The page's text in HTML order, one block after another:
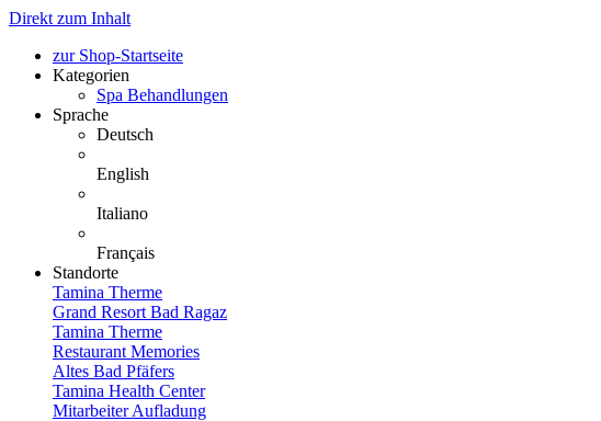
Direkt zum Inhalt
zur Shop-Startseite
Kategorien
Spa Behandlungen
Sprache
Deutsch
English
Italiano
Français
Standorte
Tamina Therme
Grand Resort Bad Ragaz
Tamina Therme
Restaurant Memories
Altes Bad Pfäfers
Tamina Health Center
Mitarbeiter Aufladung